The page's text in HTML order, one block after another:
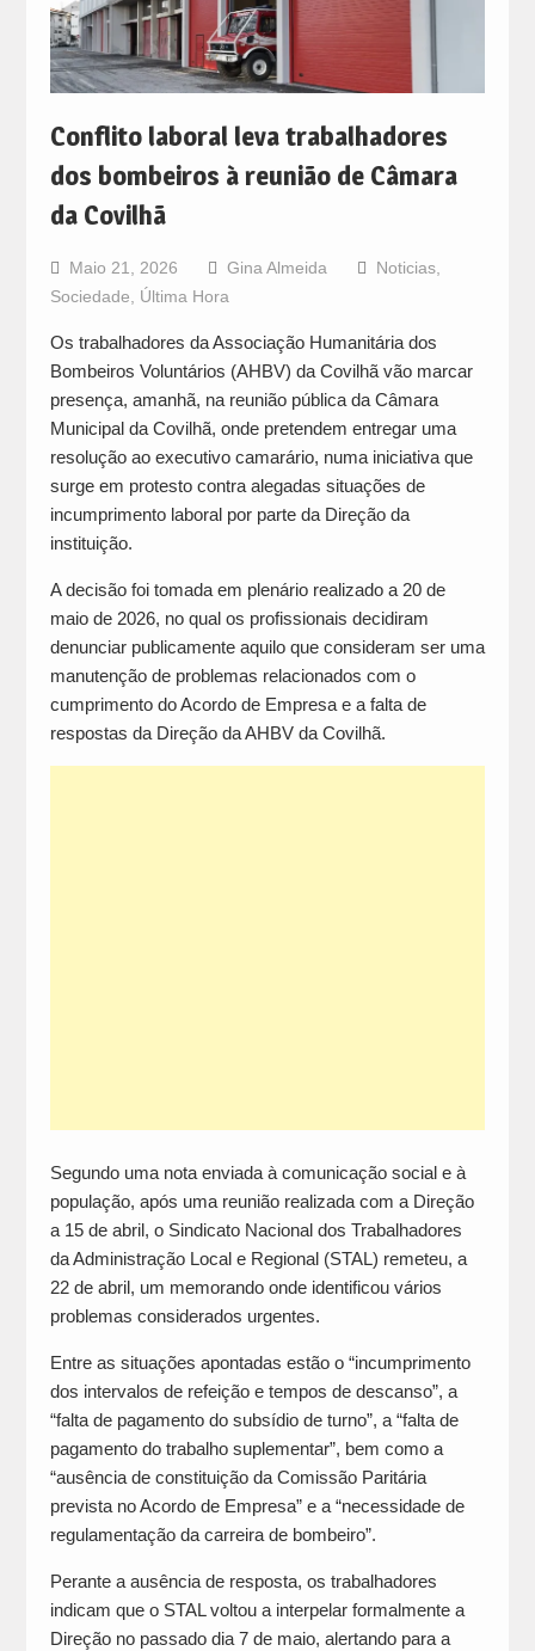
Conflito laboral leva trabalhadores
dos bombeiros à reunião de Câmara
da Covilhã
Maio 21, 2026 Gina Almeida Noticias,
Sociedade
Última Hora
Os trabalhadores da Associação Humanitária dos
Bombeiros Voluntários (AHBV) da Covilhã vão marcar
presença, amanhã, na reunião pública da Câmara
Municipal da Covilhã, onde pretendem entregar uma
resolução ao executivo camarário, numa iniciativa que
surge em protesto contra alegadas situações de
incumprimento laboral por parte da Direção da
instituição.
A decisão foi tomada em plenário realizado a 20 de
maio de 2026, no qual os profissionais decidiram
denunciar publicamente aquilo que consideram ser uma
manutenção de problemas relacionados com o
cumprimento do Acordo de Empresa e a falta de
respostas da Direção da AHBV da Covilhã.
Segundo uma nota enviada à comunicação social e à
população, após uma reunião realizada com a Direção
a 15 de abril, o Sindicato Nacional dos Trabalhadores
da Administração Local e Regional (STAL) remeteu, a
22 de abril, um memorando onde identificou vários
problemas considerados urgentes.
Entre as situações apontadas estão o “incumprimento
dos intervalos de refeição e tempos de descanso”, a
“falta de pagamento do subsídio de turno”, a “falta de
pagamento do trabalho suplementar”, bem como a
“ausência de constituição da Comissão Paritária
prevista no Acordo de Empresa” e a “necessidade de
regulamentação da carreira de bombeiro”.
Perante a ausência de resposta, os trabalhadores
indicam que o STAL voltou a interpelar formalmente a
Direção no passado dia 7 de maio, alertando para a